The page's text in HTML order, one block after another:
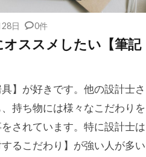
日 0件
オススメしたい【筆記
】が好きです。他の設計士さ
持ち物には様々なこだわりを
されています。特に設計士は
するこだわり】が強い人が多い